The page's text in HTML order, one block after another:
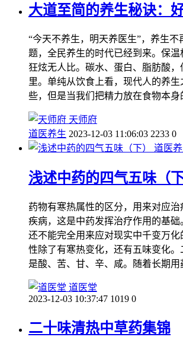
大道至简的养生秘诀：
“今天不养生，明天养医生”，养生不
题，全民养生的时代已经到来。保温
狂炫无人比。碳水、蛋白、脂肪酸
里。单纯从饮食上看，现代人的养生
些，但是当我们把精力放在食物本身
天师府
道医养生 2023-12-03 11:06:03 2233 0
道医
浅述中药的四气五味（下
药物有寒热属性的区分，用来对应
疾病，这是中药发挥治疗作用的基础
还不能完全用来应对现实中千变万化
性除了有寒热变化，还有五味变化。
是酸、苦、甘、辛、咸。随着长期
道医堂
2023-12-03 10:37:47 1019 0
二十味清热中草药集锦